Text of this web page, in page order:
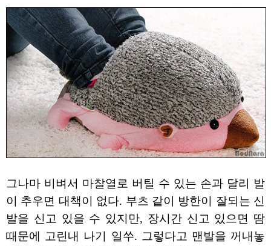
그나마 비벼서 마찰열로 버틸 수 있는 손과 달리 발
이 추우면 대책이 없다. 부츠 같이 방한이 잘되는 신
발을 신고 있을 수 있지만, 장시간 신고 있으면 땀
때문에 고린내 나기 일쑤. 그렇다고 맨발을 꺼내놓